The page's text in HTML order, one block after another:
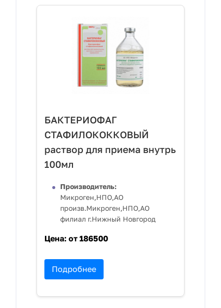
БАКТЕРИОФАГ
СТАФИЛОКОККОВЫЙ
раствор для приема внутрь
100мл
Производитель:
Микроген,НПО,АО
произв.Микроген,НПО,АО
филиал г.Нижный Новгород
Цена: от 186500
Подробнее